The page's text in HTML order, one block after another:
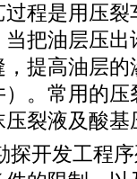
程是用压
把油层压
，提高油层
）。常用的
压裂液及酸
探开发工程